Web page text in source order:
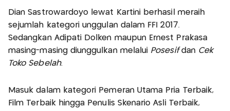
Dian Sastrowardoyo lewat Kartini berhasil meraih
sejumlah kategori unggulan dalam FFI 2017.
Sedangkan Adipati Dolken maupun Ernest Prakasa
masing-masing diunggulkan melalui Posesifdan Cek
Toko Sebelah.
Masuk dalam kategori Pemeran Utama Pria Terbaik,
Film Terbaik hingga Penulis Skenario Asli Terbaik,